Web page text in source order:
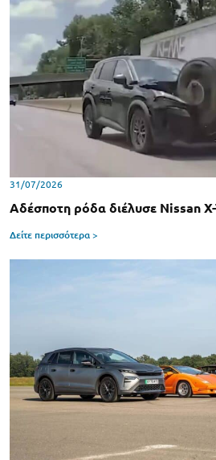
31/07/2026
Αδέσποτη ρόδα διέλυσε Nissan
Δείτε περισσότερα >